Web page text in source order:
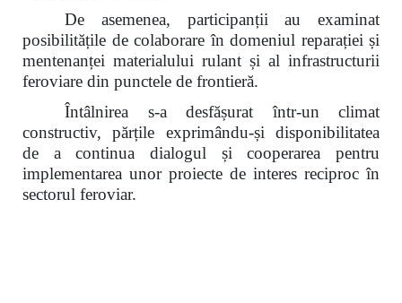
De asemenea, participanții au examinat
posibilitățile de colaborare în domeniul reparației și
mentenanței materialului rulant și al infrastructurii
feroviare din punctele de frontieră.
Întâlnirea s-a desfășurat într-un climat
constructiv, părțile exprimându-și disponibilitatea
de a continua dialogul și cooperarea pentru
implementarea unor proiecte de interes reciproc în
sectorul feroviar.